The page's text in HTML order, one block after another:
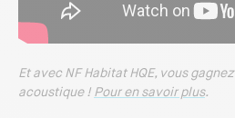
Et avec NF Habitat HQE, vous
acoustique ! Pour en savoir plus.